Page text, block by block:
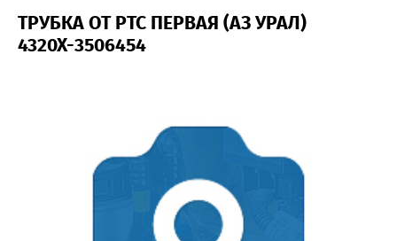
ТРУБКА ОТ РТС ПЕРВАЯ (АЗ УРАЛ)
4320Х-3506454